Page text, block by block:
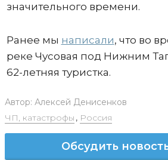
значительного времени.
Ранее мы написали, что во
реке Чусовая под Нижним
62-летняя туристка.
Автор: Алексей Денисенков
ЧП, катастрофы , Россия
Обсудить